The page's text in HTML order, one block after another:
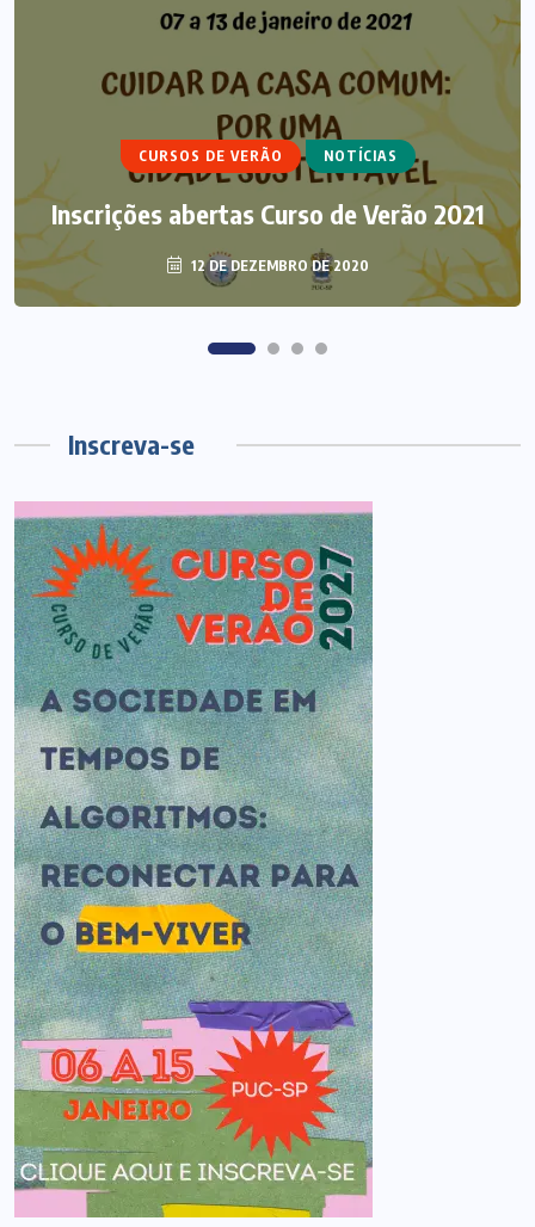
CURSOS DE VERÃO NOTÍCIAS
Inscrições abertas Curso de Verão 2021
12 DE DEZEMBRO DE 2020
CURSO DE ECUMENISMO
THALITA ROCHA – ECUMENISMO DA
VIDA SAGRADA
3 DE AGOSTO DE 2026
Inscreva-se